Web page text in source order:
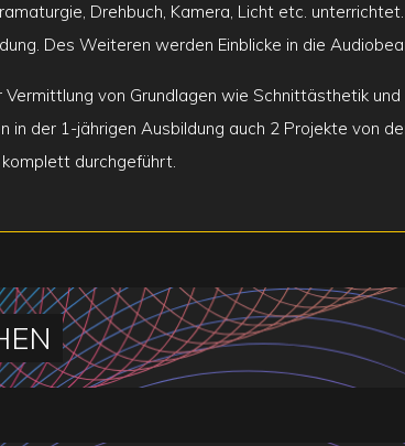
Drehbuch, Kamera, Licht etc.
Des Weiteren werden Einblicke in die
von Grundlagen wie Schnittästhetik
der 1-jährigen Ausbildung auch 2 Projekte von
durchgeführt.